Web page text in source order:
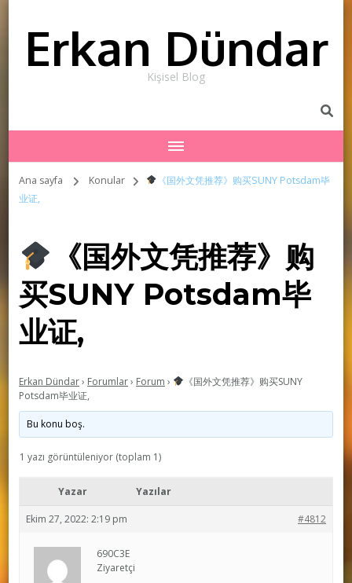
Erkan Dündar
Kişisel Blog
Ana sayfa Konular
《国外文凭推荐》购买SUNY Potsdam毕
业证,
《国外文凭推荐》购
买SUNY Potsdam毕
业证,
Erkan Dündar› Forumlar› Forum ›
《国外文凭推荐》购买SUNY
Potsdam毕业证,
Bu konu boş.
1 yazı görüntüleniyor (toplam 1)
Yazar Yazılar
Ekim 27, 2022: 2:19 pm #4812
690C3E
Ziyaretçi